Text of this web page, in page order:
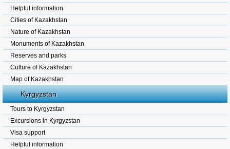
Helpful information
Cities of Kazakhstan
Nature of Kazakhstan
Monuments of Kazakhstan
Reserves and parks
Culture of Kazakhstan
Map of Kazakhstan
Kyrgyzstan
Tours to Kyrgyzstan
Excursions in Kyrgyzstan
Visa support
Helpful information